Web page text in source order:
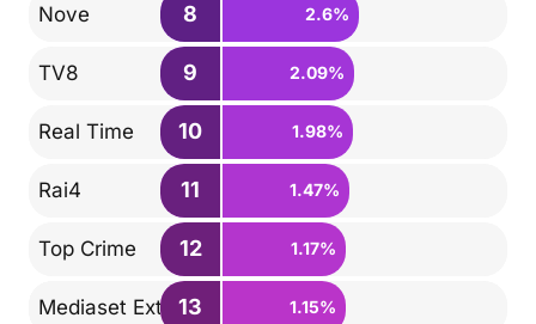
Nove 8 2.6%
TV8 9 2.09%
Real Time 10 1.98%
Rai4 11 1.47%
Top Crime 12 1.17%
Mediaset Extra13 1.15%